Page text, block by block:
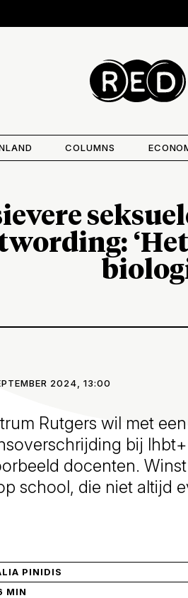
COLUMNS
2024, 13:00
Rutgers wil met
bij
docenten.
school, die niet altijd
PINIDIS
MIN